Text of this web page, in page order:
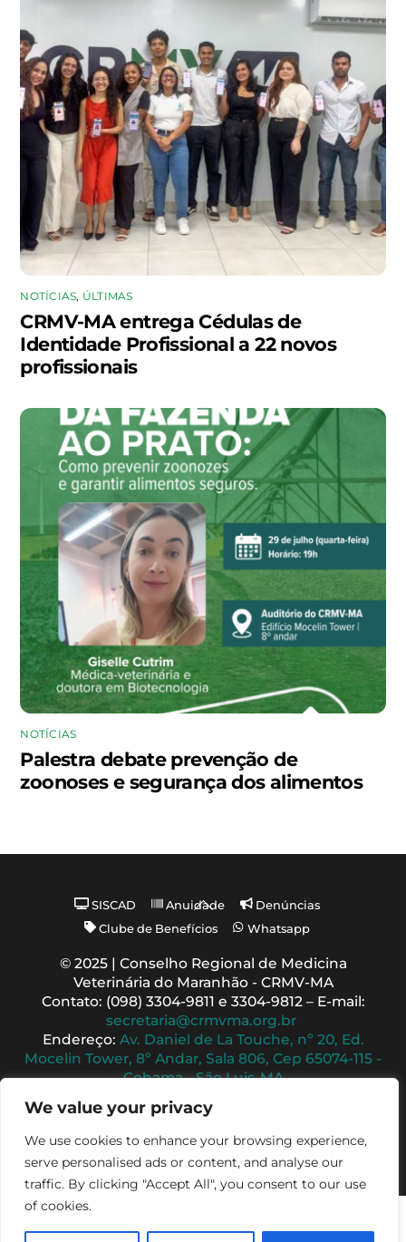
We value your privacy
We use cookies to enhance your browsing experience,
serve personalised ads or content, and analyse our
traffic. By clicking "Accept All", you consent to our use
of cookies.
NOTÍCIAS, ÚLTIMAS
CRMV-MA entrega Cédulas de
Identidade Profissional a 22 novos
profissionais
NOTÍCIAS
Palestra debate prevenção de
zoonoses e segurança dos alimentos
Back
To
SISCAD Anuidade
Denúncias
Clube de Benefícios
Whatsapp
© 2025 | Conselho Regional de Medicina
Veterinária do Maranhão - CRMV-MA
Contato: (098) 3304-9811 e 3304-9812 – E-mail:
secretaria@crmvma.org.br
Endereço: Av. Daniel de La Touche, nº 20, Ed.
Mocelin Tower, 8º Andar, Sala 806, Cep 65074-115 -
Cohama - São Luis-MA
Horário de Funcionamento: 8h às 14h (Segunda a
Sexta)